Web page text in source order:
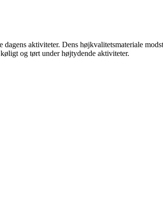
aktiviteter. Dens højkvalitetsmateriale
og tørt under højtydende aktiviteter.